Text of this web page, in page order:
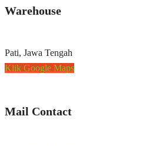
Warehouse
Pati, Jawa Tengah
Klik Google Maps
Mail Contact